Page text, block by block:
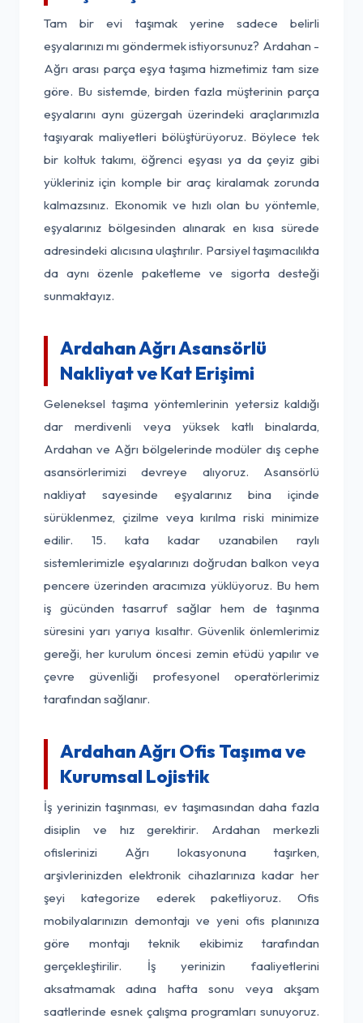
Tam bir evi taşımak yerine sadece belirli
eşyalarınızı mı göndermek istiyorsunuz? Ardahan -
Ağrı arası parça eşya taşıma hizmetimiz tam size
göre. Bu sistemde, birden fazla müşterinin parça
eşyalarını aynı güzergah üzerindeki araçlarımızla
taşıyarak maliyetleri bölüştürüyoruz. Böylece tek
bir koltuk takımı, öğrenci eşyası ya da çeyiz gibi
yükleriniz için komple bir araç kiralamak zorunda
kalmazsınız. Ekonomik ve hızlı olan bu yöntemle,
eşyalarınız bölgesinden alınarak en kısa sürede
adresindeki alıcısına ulaştırılır. Parsiyel taşımacılıkta
da aynı özenle paketleme ve sigorta desteği
sunmaktayız.
Ardahan Ağrı Asansörlü
Nakliyat ve Kat Erişimi
Geleneksel taşıma yöntemlerinin yetersiz kaldığı
dar merdivenli veya yüksek katlı binalarda,
Ardahan ve Ağrı bölgelerinde modüler dış cephe
asansörlerimizi devreye alıyoruz. Asansörlü
nakliyat sayesinde eşyalarınız bina içinde
sürüklenmez, çizilme veya kırılma riski minimize
edilir. 15. kata kadar uzanabilen raylı
sistemlerimizle eşyalarınızı doğrudan balkon veya
pencere üzerinden aracımıza yüklüyoruz. Bu hem
iş gücünden tasarruf sağlar hem de taşınma
süresini yarı yarıya kısaltır. Güvenlik önlemlerimiz
gereği, her kurulum öncesi zemin etüdü yapılır ve
çevre güvenliği profesyonel operatörlerimiz
tarafından sağlanır.
Ardahan Ağrı Ofis Taşıma ve
Kurumsal Lojistik
İş yerinizin taşınması, ev taşımasından daha fazla
disiplin ve hız gerektirir. Ardahan merkezli
ofislerinizi Ağrı lokasyonuna taşırken,
arşivlerinizden elektronik cihazlarınıza kadar her
şeyi kategorize ederek paketliyoruz. Ofis
mobilyalarınızın demontajı ve yeni ofis planınıza
göre montajı teknik ekibimiz tarafından
gerçekleştirilir. İş yerinizin faaliyetlerini
aksatmamak adına hafta sonu veya akşam
saatlerinde esnek çalışma programları sunuyoruz.